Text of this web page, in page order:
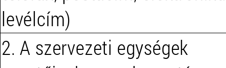
levélcím)
2. A szervezeti egységek